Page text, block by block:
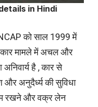
in Hindi
को साल 1999 में
कार मामले में अचल और
है , कार से
अनुदैर्ध्य की सुविधा
रखने और वक्र लेन